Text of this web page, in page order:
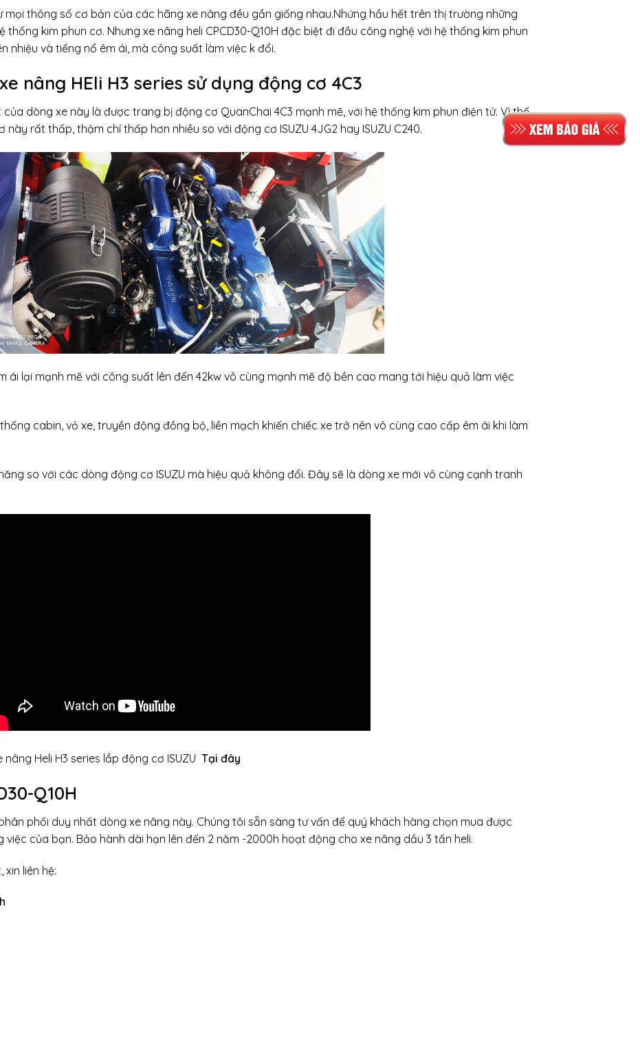
mọi thông số cơ bản của các hãng xe nâng đều gần giống nhau.Nhứng hầu hết trên thị trường những
kim phun cơ. Nhưng xe nâng heli CPCD30-Q10H đặc biệt đi đầu công nghệ với hệ thống kim phun
nhiệu và tiếng nổ êm ái, mà công suất làm việc k đổi.
nâng HEli H3 series sử dụng động cơ 4C3
dòng xe này là được trang bị động cơ QuanChai 4C3 mạnh mẽ, với hệ thống kim phun điện tử. Vì thế
rất thấp, thậm chí thấp hơn nhiều so với động cơ ISUZU 4JG2 hay ISUZU C240.
ái lại mạnh mẽ với công suất lên đến 42kw vô cùng mạnh mẽ độ bền cao mang tới hiệu quả làm việc
cabin, vỏ xe, truyền động đồng bộ, liền mạch khiến chiếc xe trở nên vô cùng cao cấp êm ái khi làm
so với các dòng động cơ ISUZU mà hiệu quả không đổi. Đây sẽ là dòng xe mới vô cùng cạnh tranh
Heli H3 series lắp động cơ ISUZU Tại đây
Q10H
phối duy nhất dòng xe nâng này. Chúng tôi sẵn sàng tư vấn để quý khách hàng chọn mua được
của bạn. Bảo hành dài hạn lên đến 2 năm -2000h hoạt động cho xe nâng dầu 3 tấn heli.
liên hệ: